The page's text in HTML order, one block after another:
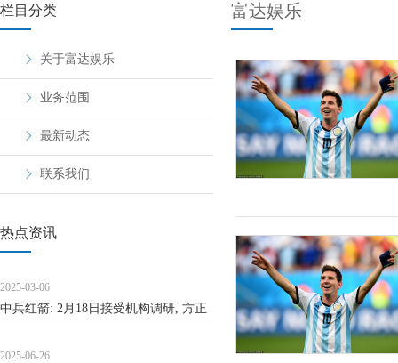
栏目分类
关于富达娱乐
业务范围
最新动态
联系我们
热点资讯
2025-03-06
中兵红箭: 2月18日接受机构调研, 方正
2025-06-26
富达娱乐